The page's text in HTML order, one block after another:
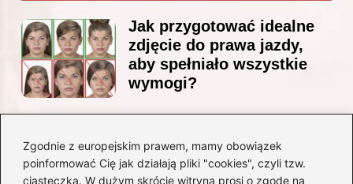
Zgodnie z europejskim prawem, mamy obowiązek
poinformować Cię jak działają pliki "cookies", czyli tzw.
ciasteczka. W dużym skrócie witryna prosi o zgodę na
Jak przygotować idealne
zdjęcie do prawa jazdy,
aby spełniało wszystkie
wymogi?
Czy Jarosław Kaczyński
posiada prawo jazdy? Oto